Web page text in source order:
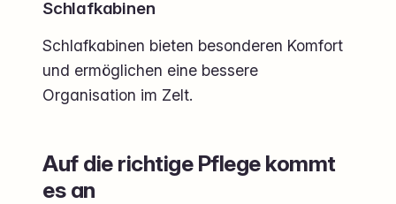
Schlafkabinen
Schlafkabinen bieten besonderen Komfort
und ermöglichen eine bessere
Organisation im Zelt.
Auf die richtige Pflege kommt
es an